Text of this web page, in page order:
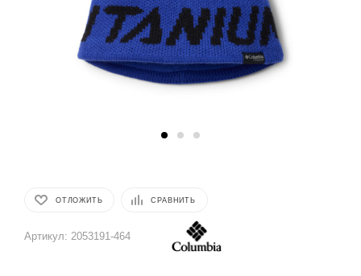
ОТЛОЖИТЬ СРАВНИТЬ
Артикул: 2053191-464